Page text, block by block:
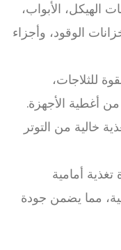
الهيكل، الأبواب،
الوقود، وأجزاء
للثلاجات،
أغطية الأجهزة.
خالية من التوتر
تغذية أمامية
مما يضمن جودة